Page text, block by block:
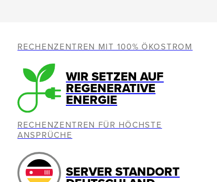
RECHENZENTREN MIT 100% ÖKOSTROM
WIR SETZEN AUF
REGENERATIVE
ENERGIE
RECHENZENTREN FÜR HÖCHSTE
ANSPRÜCHE
SERVER STANDORT